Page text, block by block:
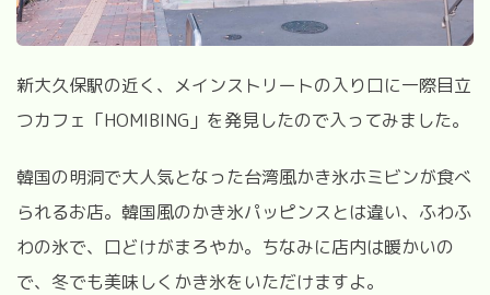
新大久保駅の近く、メインストリートの入り口に一際目立
つカフェ「HOMIBING」を発見したので入ってみました。
韓国の明洞で大人気となった台湾風かき氷ホミビンが食べ
られるお店。韓国風のかき氷パッピンスとは違い、ふわふ
わの氷で、口どけがまろやか。ちなみに店内は暖かいの
で、冬でも美味しくかき氷をいただけますよ。